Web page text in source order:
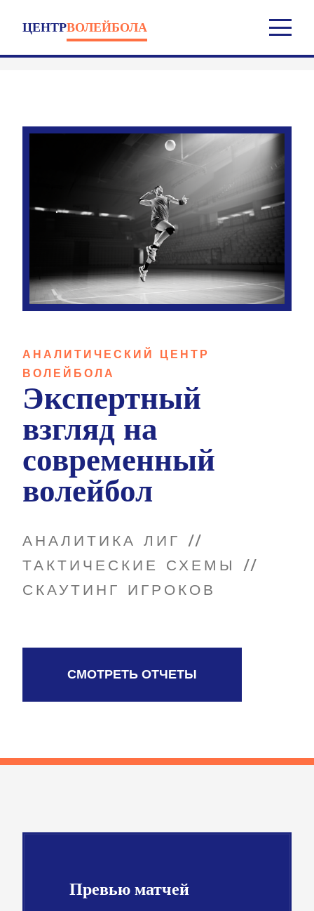
ЦЕНТРВОЛЕЙБОЛА
АНАЛИТИЧЕСКИЙ ЦЕНТР
ВОЛЕЙБОЛА
Экспертный
взгляд на
современный
волейбол
АНАЛИТИКА ЛИГ //
ТАКТИЧЕСКИЕ СХЕМЫ //
СКАУТИНГ ИГРОКОВ
СМОТРЕТЬ ОТЧЕТЫ
Превью матчей